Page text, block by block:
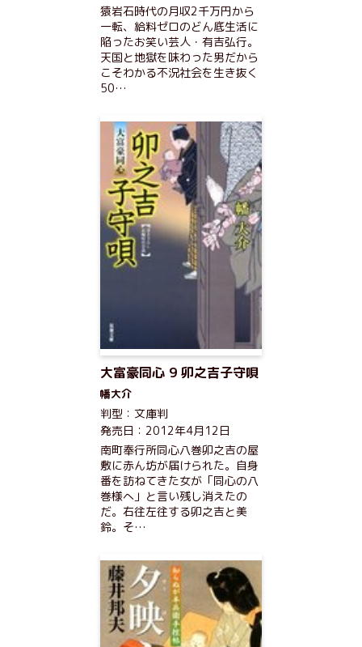
猿岩石時代の月収2千万円から
一転、給料ゼロのどん底生活に
陥ったお笑い芸人・有吉弘行。
天国と地獄を味わった男だから
こそわかる不況社会を生き抜く
50…
大富豪同心 9 卯之吉子守唄
幡大介
判型：文庫判
発売日：2012年4月12日
南町奉行所同心八巻卯之吉の屋
敷に赤ん坊が届けられた。自身
番を訪ねてきた女が「同心の八
巻様へ」と言い残し消えたの
だ。右往左往する卯之吉と美
鈴。そ…